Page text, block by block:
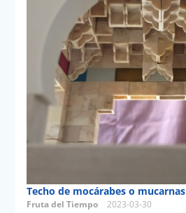
Techo de mocárabes o mucarnas
Fruta del Tiempo 2023-03-30